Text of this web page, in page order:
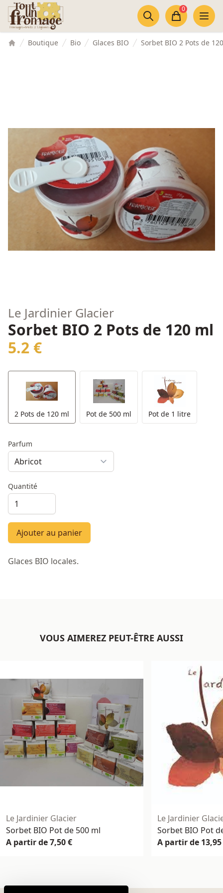
Accès au contenu
Panier
0
Boutique Bio Glaces BIO Sorbet BIO 2 Pots de
Le Jardinier Glacier
Sorbet BIO 2 Pots de 120 ml
5.2 €
2 Pots de 120 ml Pot de 500 ml Pot de 1 litre
Parfum
Quantité
Ajouter au panier
Glaces BIO locales.
VOUS AIMEREZ PEUT-ÊTRE AUSSI
Le Jardinier Glacier
Sorbet BIO Pot de 500 ml
A partir de 7,50 €
Le Jardinier
Sorbet BIO Pot
A partir de 13,95
Panneau de gestion des cookies